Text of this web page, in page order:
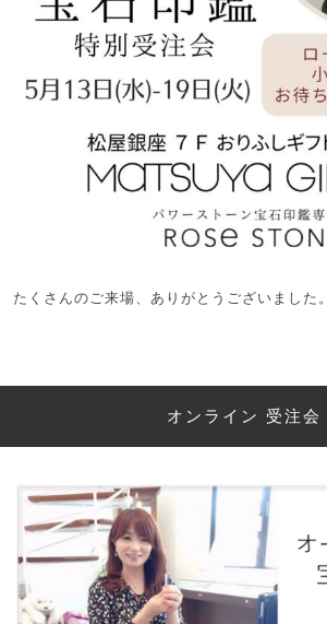
たくさんのご来場、ありがとうございました。
オンライン 受注会